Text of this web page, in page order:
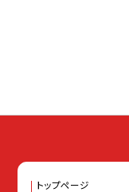
トップページ